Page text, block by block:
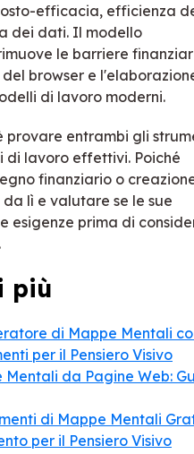
efficacia, efficienza
dei dati. Il modello
le barriere
browser e
di lavoro moderni.
provare entrambi gli
di lavoro effettivi. Poiché
finanziario o
lì e valutare se le sue
esigenze prima di
più
di Mappe Mentali
per il Pensiero Visivo
Mentali da Pagine Web:
di Mappe Mentali
per il Pensiero Visivo